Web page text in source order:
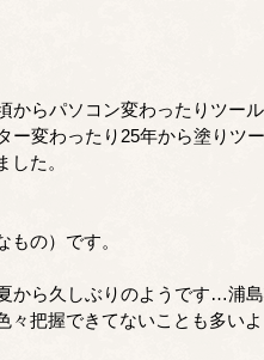
からパソコン変わったりツー
ー変わったり25年から塗りツ
た。
の）です。
から久しぶりのようです…浦
々把握できてないことも多い